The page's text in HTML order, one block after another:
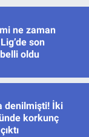
ne zaman
son
oldu
denilmişti! İki
korkunç